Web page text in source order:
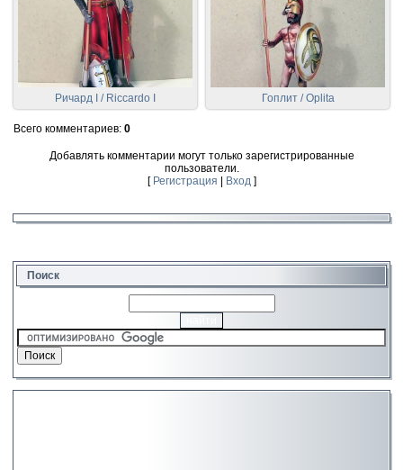
Ричард I / Riccardo I Гоплит / Oplita
Всего комментариев: 0
Добавлять комментарии могут только зарегистрированные
пользователи.
[ Регистрация Вход]
Поиск